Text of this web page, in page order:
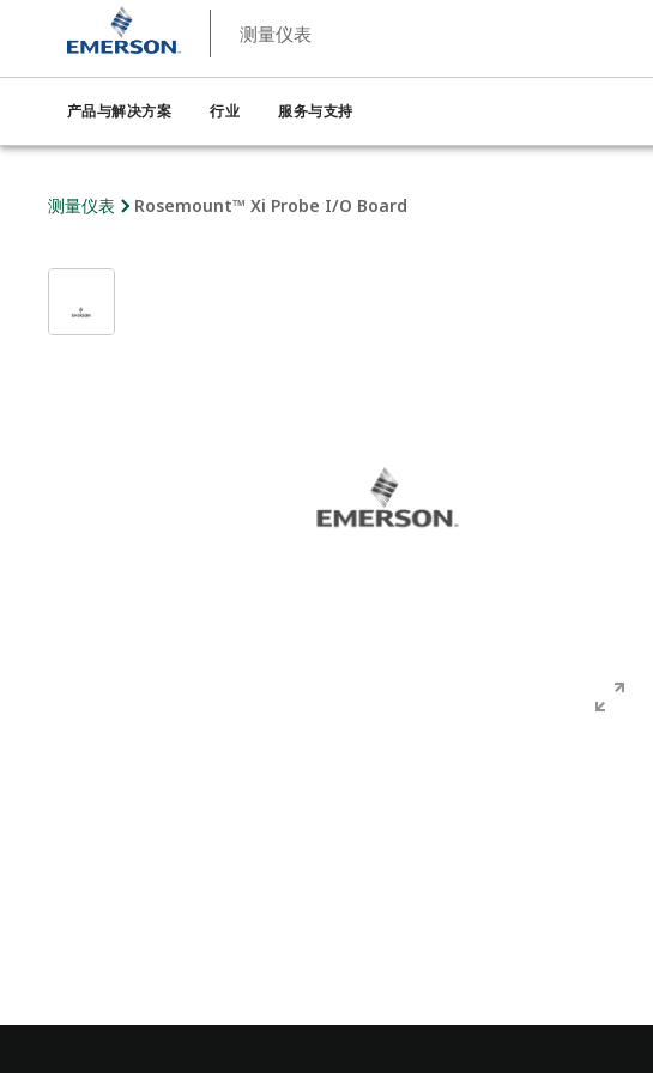
测量仪表
产品与解决方案 行业 服务与支持
测量仪表 Rosemount™ Xi Probe I/O Board